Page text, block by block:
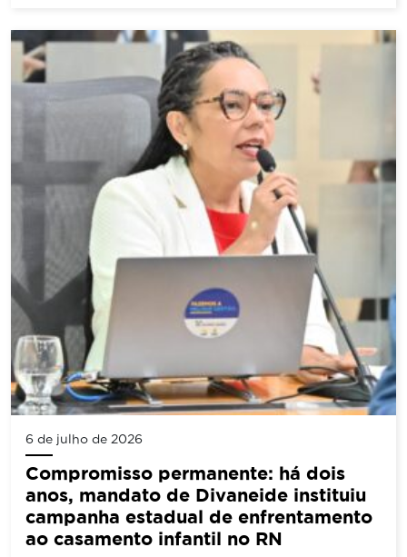
6 de julho de 2026
Compromisso permanente: há dois
anos, mandato de Divaneide instituiu
campanha estadual de enfrentamento
ao casamento infantil no RN